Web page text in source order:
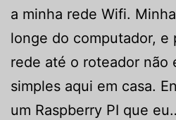
a minha rede Wifi.
longe do computador, e
rede até o roteador não
simples aqui em casa.
um Raspberry PI que